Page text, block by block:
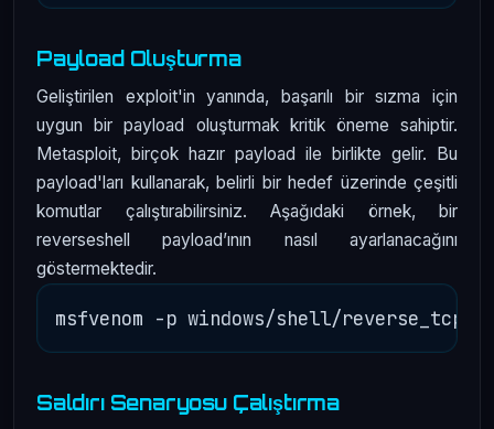
Payload Oluşturma
Geliştirilen exploit'in yanında, başarılı bir sızma için
uygun bir payload oluşturmak kritik öneme sahiptir.
Metasploit, birçok hazır payload ile birlikte gelir. Bu
payload'ları kullanarak, belirli bir hedef üzerinde çeşitli
komutlar çalıştırabilirsiniz. Aşağıdaki örnek, bir
reverseshell payload’ının nasıl ayarlanacağını
göstermektedir.
Saldırı Senaryosu Çalıştırma